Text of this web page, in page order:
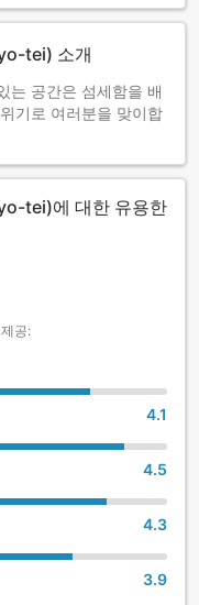
tei) 소개
는 공간은 섬세함을 배
기로 여러분을 맞이합
tei)에 대한 유용한
공:
4.1
4.5
4.3
3.9